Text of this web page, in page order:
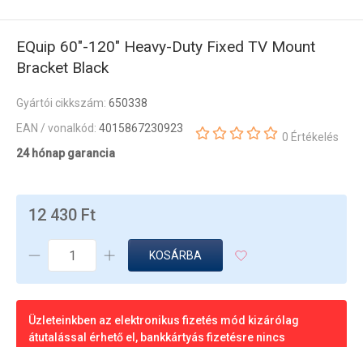
EQuip 60"-120" Heavy-Duty Fixed TV Mount
Bracket Black
Gyártói cikkszám: 650338
EAN / vonalkód: 4015867230923
24 hónap garancia
0 Értékelés
12 430 Ft
KOSÁRBA
Üzleteinkben az elektronikus fizetés mód kizárólag
átutalással érhető el, bankkártyás fizetésre nincs